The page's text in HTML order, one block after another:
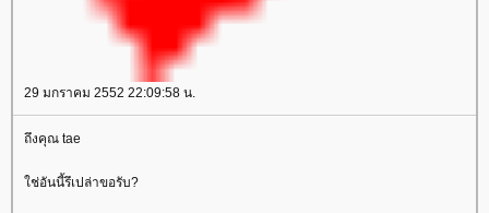
29 มกราคม 2552 22:09:58 น.
ถึงคุณ tae
ช่อันนี้รึเปล่าขอรับ?